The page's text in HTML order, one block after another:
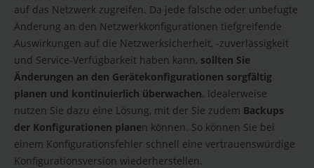
auf das Netzwerk zugreifen. Da jede falsche oder unbefugte
Änderung an den Netzwerkkonfigurationen tiefgreifende
Auswirkungen auf die Netzwerksicherheit, -zuverlässigkeit
und Service-Verfügbarkeit haben kann, sollten Sie
Änderungen an den Gerätekonfigurationen sorgfältig
planen und kontinuierlich überwachen. Idealerweise
nutzen Sie dazu eine Lösung, mit der Sie zudem Backups
der Konfigurationen planen können. So können Sie bei
einem Konfigurationsfehler schnell eine vertrauenswürdige
Konfigurationsversion wiederherstellen.